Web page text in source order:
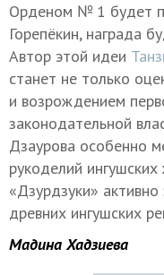
Орденом № 1 будет
Горепёкин, награда
Автор этой идеи
станет не только
и возрождением
законодательной
Дзаурова особенно
рукоделий
«Дзурдзуки»
древних ингушских
Мадина Хадзиева